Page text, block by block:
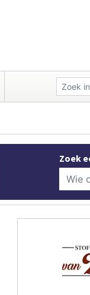
Zoek